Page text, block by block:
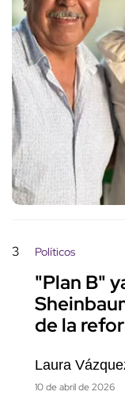
3 Políticos
"Plan B"
de la
Laura
10 de abril de 2026